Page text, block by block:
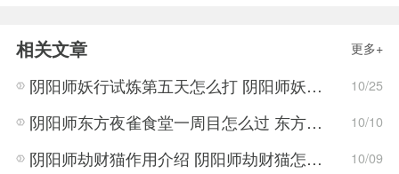
相关文章 更多+
阴阳师妖行试炼第五天怎么打 阴阳师妖行试炼第五天阵容搭配 10/25
阴阳师东方夜雀食堂一周目怎么过 东方夜雀食堂一周目通关方法 10/10
阴阳师劫财猫作用介绍 阴阳师劫财猫怎么用 10/09